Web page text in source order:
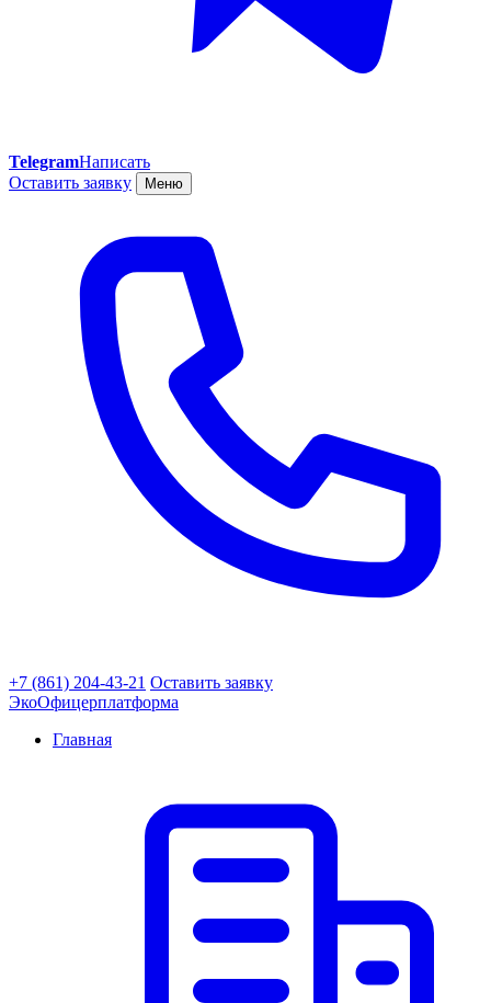
TelegramНаписать
Оставить заявку
Меню
+7 (861) 204-43-21 Оставить заявку
ЭкоОфицерплатформа
Главная